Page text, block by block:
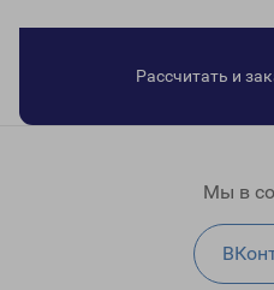
Рассчитать и
Мы в